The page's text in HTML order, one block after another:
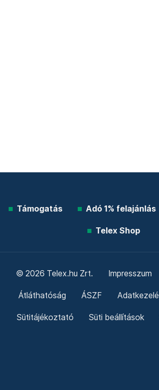
Támogatás Adó 1% felajánlás
Telex Shop
© 2026 Telex.hu Zrt. Impresszum
Átláthatóság ÁSZF
Sütitájékoztató Süti beállítások